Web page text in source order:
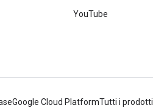
YouTube
Google Cloud PlatformTutti i prodotti